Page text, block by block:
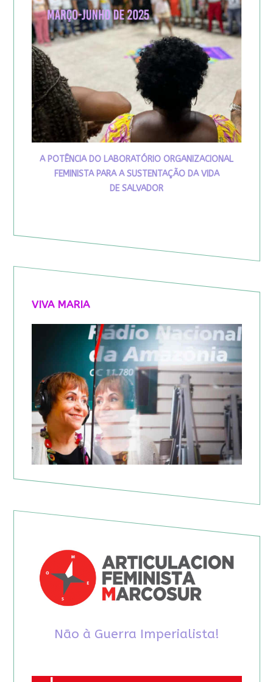
A POTÊNCIA DO LABORATÓRIO ORGANIZACIONAL
FEMINISTA PARA A SUSTENTAÇÃO DA VIDA
DE SALVADOR
VIVA MARIA
Não à Guerra Imperialista!